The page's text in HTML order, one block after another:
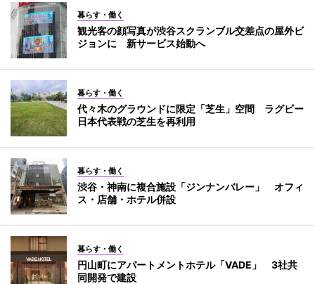
暮らす・働く
観光客の顔写真が渋谷スクランブル交差点の屋外ビ
ジョンに 新サービス始動へ
暮らす・働く
代々木のグラウンドに限定「芝生」空間 ラグビー
日本代表戦の芝生を再利用
暮らす・働く
渋谷・神南に複合施設「ジンナンバレー」 オフィ
ス・店舗・ホテル併設
暮らす・働く
円山町にアパートメントホテル「VADE」 3社共
同開発で建設